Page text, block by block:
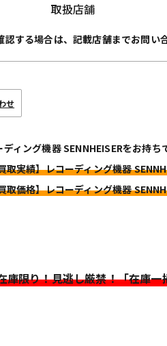
取扱店舗
する場合は、記載店舗までお問い
せ
ディング機器 SENNHEISERをお持ち
取実績】レコーディング機器
取価格】レコーディング機器
庫限り！見逃し厳禁！「在庫一